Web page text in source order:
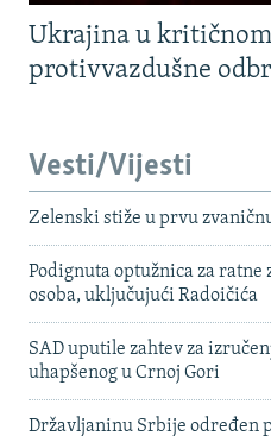
Ukrajina u
protivvazdušne
Vesti/Vijesti
Zelenski stiže u prvu
Podignuta optužnica za
osoba, uključujući Radoičića
SAD uputile zahtev za
uhapšenog u Crnoj Gori
Državljaninu Srbije određen